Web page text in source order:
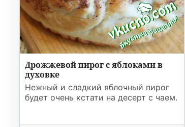
Дрожжевой пирог с яблоками в
духовке
Нежный и сладкий яблочный пирог
будет очень кстати на десерт с чаем.